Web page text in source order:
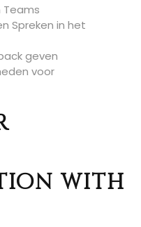
Spreken in het
geven
voor
with